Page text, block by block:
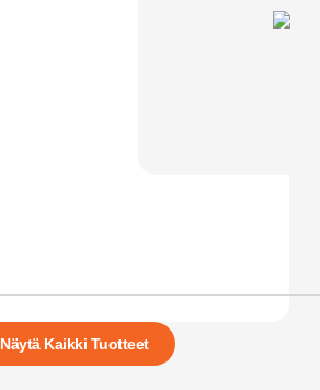
Näytä Kaikki Tuotteet